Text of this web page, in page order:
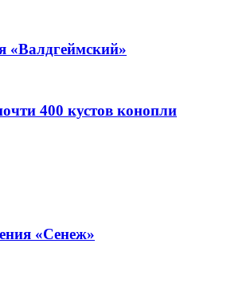
«Валдгеймский»
400 кустов конопли
«Сенеж»